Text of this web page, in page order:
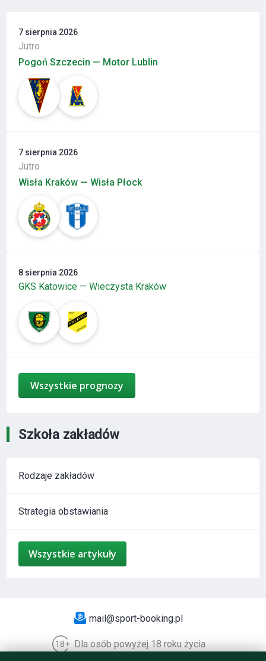
7 sierpnia 2026
Jutro
Pogoń Szczecin — Motor Lublin
7 sierpnia 2026
Jutro
Wisła Kraków — Wisła Płock
8 sierpnia 2026
GKS Katowice — Wieczysta Kraków
Wszystkie prognozy
Szkoła zakładów
Rodzaje zakładów
Strategia obstawiania
Wszystkie artykuły
mail@sport-booking.pl
Dla osób powyżej 18 roku życia